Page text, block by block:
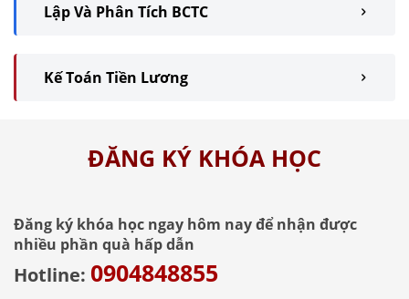
Lập Và Phân Tích BCTC
Kế Toán Tiền Lương
ĐĂNG KÝ KHÓA HỌC
Đăng ký khóa học ngay hôm nay để nhận được
nhiều phần quà hấp dẫn
Hotline: 0904848855